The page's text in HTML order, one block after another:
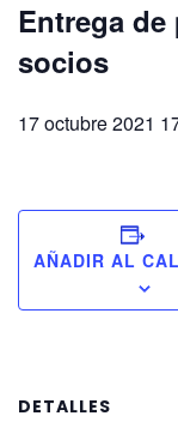
Entrega
socios
17 octubre 2021
AÑADIR AL
DETALLES